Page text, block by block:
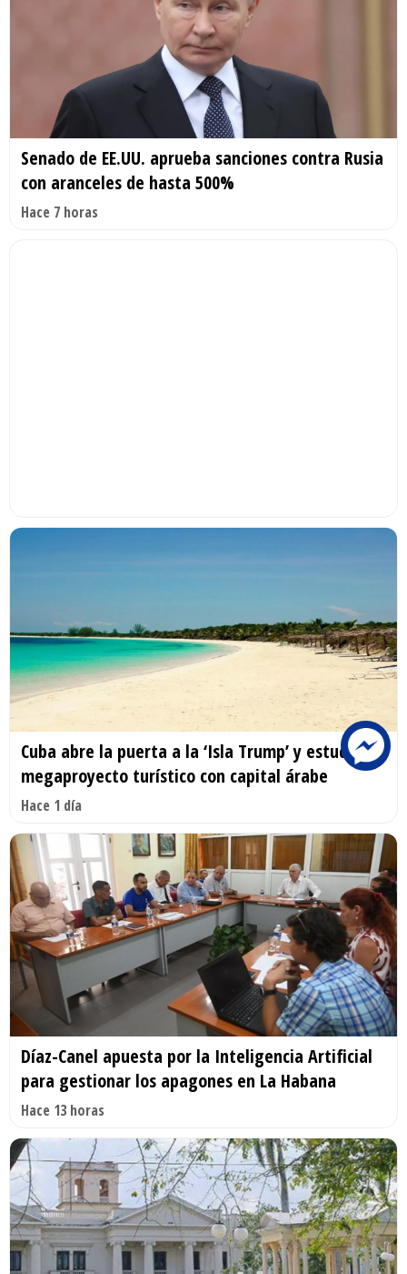
Senado de EE.UU. aprueba sanciones contra Rusia
con aranceles de hasta 500%
Hace 7 horas
Cuba abre la puerta a la ‘Isla Trump’ y estudia un
megaproyecto turístico con capital árabe
Hace 1 día
Díaz-Canel apuesta por la Inteligencia Artificial
para gestionar los apagones en La Habana
Hace 13 horas